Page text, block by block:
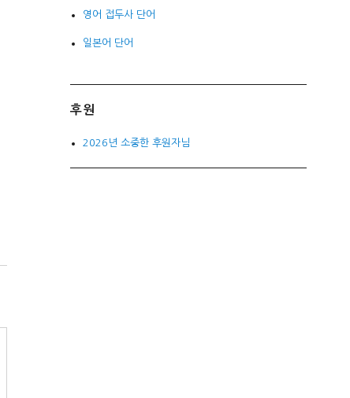
영어 접두사 단어
일본어 단어
후원
2026년 소중한 후원자님